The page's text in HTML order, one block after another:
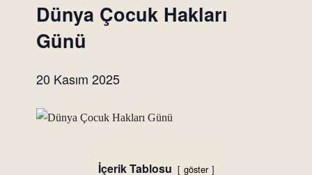
Dünya Çocuk Hakları
Günü
20 Kasım 2025
İçerik Tablosu göster